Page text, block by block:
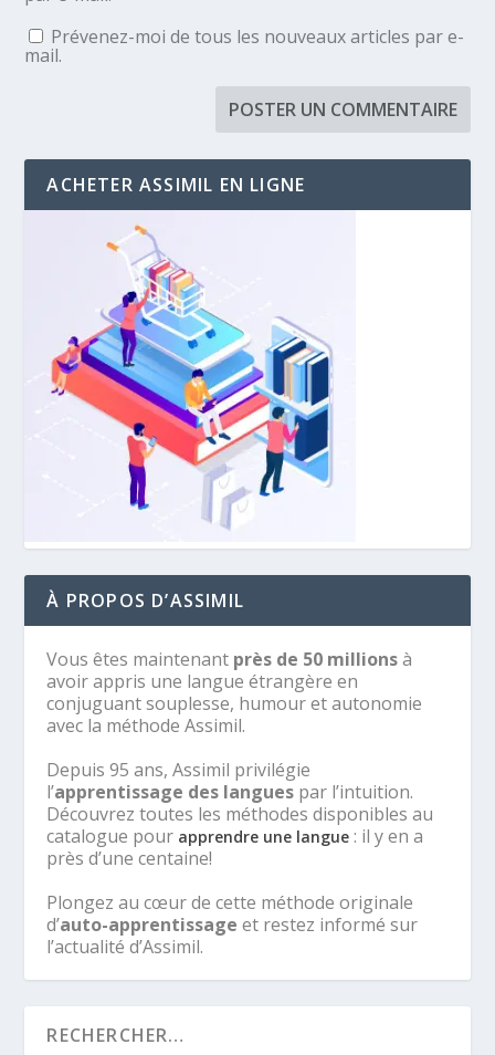
Prévenez-moi de tous les nouveaux articles par e-
mail.
ACHETER ASSIMIL EN LIGNE
À PROPOS D’ASSIMIL
Vous êtes maintenant près de 50 millionsà
avoir appris une langue étrangère en
conjuguant souplesse, humour et autonomie
avec la méthode Assimil.
Depuis 95 ans, Assimil privilégie
l’apprentissage des langues par l’intuition.
Découvrez toutes les méthodes disponibles au
catalogue pour apprendre une langue : il y en a
près d’une centaine!
Plongez au cœur de cette méthode originale
d’auto-apprentissage et restez informé sur
l’actualité d’Assimil.